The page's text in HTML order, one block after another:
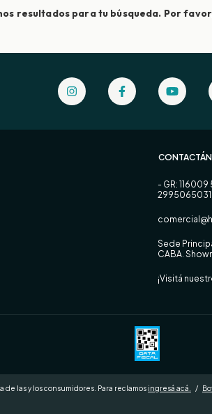
resultados para tu búsqueda. Por
- GR:
2995065031
Sede
CABA.
¡Visitá
de las y los consumidores. Para reclamos ingresá acá. /